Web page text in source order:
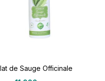
de Sauge Officinale